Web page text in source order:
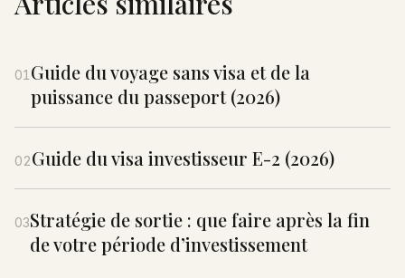
01 Guide du voyage sans visa et de la
puissance du passeport (2026)
02Guide du visa investisseur E-2 (2026)
03Stratégie de sortie : que faire après la fin
de votre période d’investissement